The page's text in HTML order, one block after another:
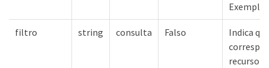
filtro string consulta Falso
Indica
recurso